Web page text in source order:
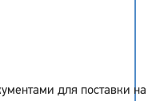
для поставки на